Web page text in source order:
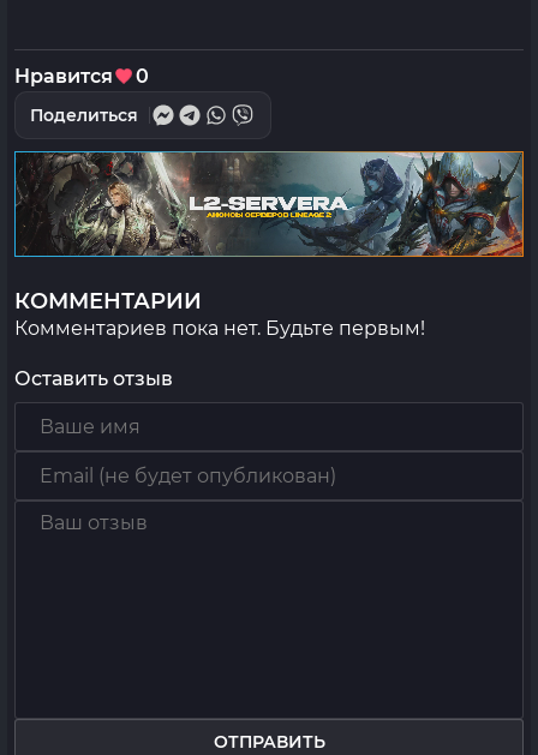
Нравится 0
Поделиться
КОММЕНТАРИИ
Комментариев пока нет. Будьте первым!
Оставить отзыв
ОТПРАВИТЬ